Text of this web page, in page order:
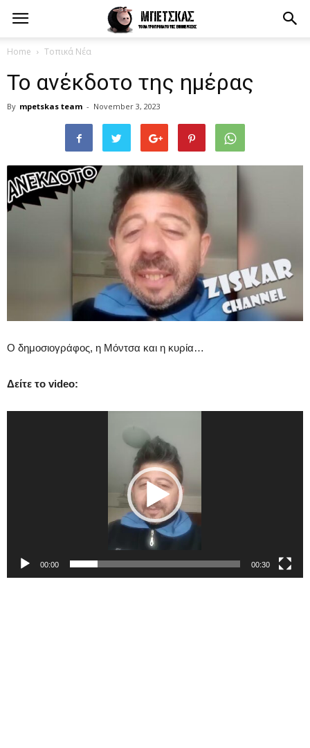
Home Τοπικά Νέα
Το ανέκδοτο της ημέρας
By mpetskas team - November 3, 2023
Ο δημοσιογράφος, η Μόντσα και η κυρία…
Δείτε το video:
00:00 00:30